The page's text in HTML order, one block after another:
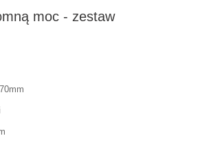
moc - zestaw